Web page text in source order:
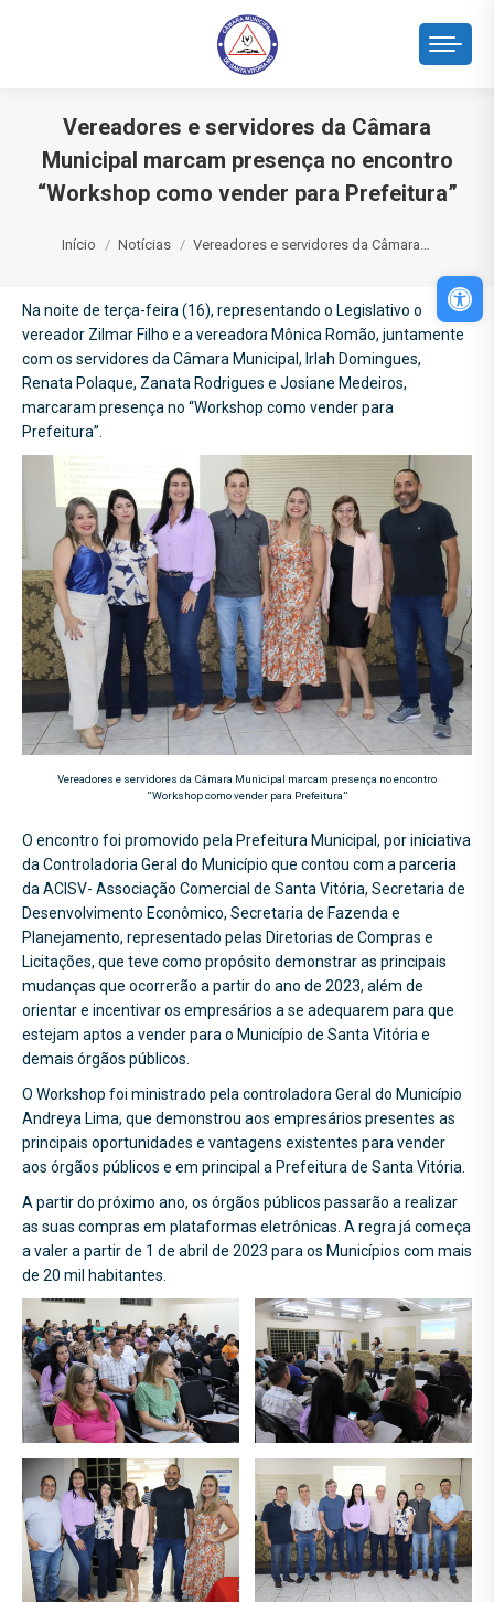
Vereadores e servidores da Câmara
Municipal marcam presença no encontro
“Workshop como vender para Prefeitura”
Início Notícias Vereadores e servidores da Câmara…
Na noite de terça-feira (16), representando o Legislativo o
vereador Zilmar Filho e a vereadora Mônica Romão, juntamente
com os servidores da Câmara Municipal, Irlah Domingues,
Renata Polaque, Zanata Rodrigues e Josiane Medeiros,
marcaram presença no “Workshop como vender para
Prefeitura”.
Vereadores e servidores da Câmara Municipal marcam presença no encontro
“Workshop como vender para Prefeitura”
O encontro foi promovido pela Prefeitura Municipal, por iniciativa
da Controladoria Geral do Município que contou com a parceria
da ACISV- Associação Comercial de Santa Vitória, Secretaria de
Desenvolvimento Econômico, Secretaria de Fazenda e
Planejamento, representado pelas Diretorias de Compras e
Licitações, que teve como propósito demonstrar as principais
mudanças que ocorrerão a partir do ano de 2023, além de
orientar e incentivar os empresários a se adequarem para que
estejam aptos a vender para o Município de Santa Vitória e
demais órgãos públicos.
O Workshop foi ministrado pela controladora Geral do Município
Andreya Lima, que demonstrou aos empresários presentes as
principais oportunidades e vantagens existentes para vender
aos órgãos públicos e em principal a Prefeitura de Santa Vitória.
A partir do próximo ano, os órgãos públicos passarão a realizar
as suas compras em plataformas eletrônicas. A regra já começa
a valer a partir de 1 de abril de 2023 para os Municípios com mais
de 20 mil habitantes.